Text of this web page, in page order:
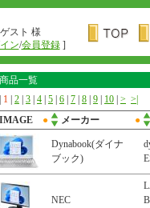
ゲスト 様
ン/会員登録]
商品一覧
1 2 3 4 5 6 7 8 9 10 > >|
IMAGE
● メーカー ●
Dynabook(ダイナ
ブック)
NEC